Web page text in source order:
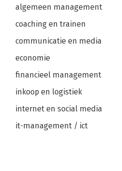
algemeen management
coaching en trainen
communicatie en media
economie
financieel management
inkoop en logistiek
internet en social media
it-management / ict